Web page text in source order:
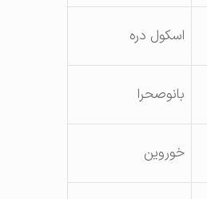
اسکول دره
بانوصحرا
خوروین